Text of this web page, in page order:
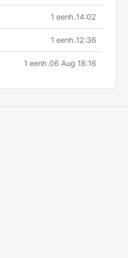
1 eenh.14:02
1 eenh.12:36
1 eenh.06 Aug 18:16